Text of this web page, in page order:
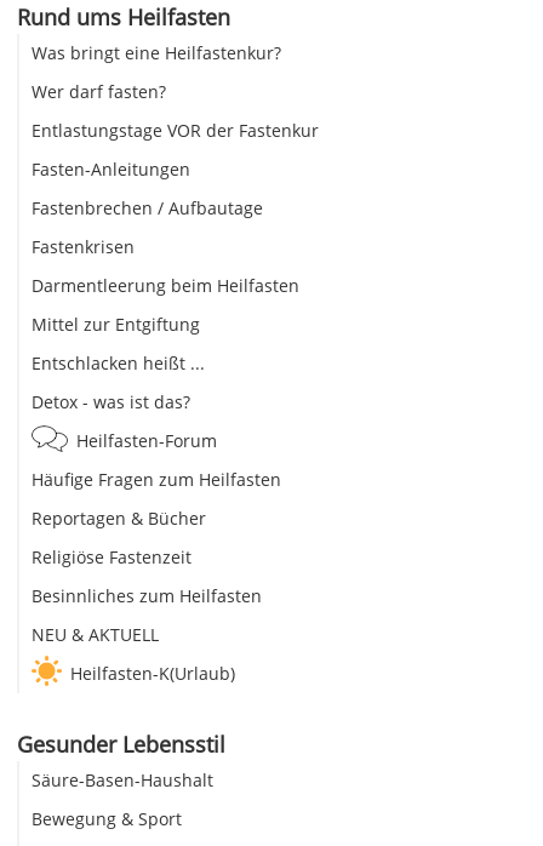
Rund ums Heilfasten
Was bringt eine Heilfastenkur?
Wer darf fasten?
Entlastungstage VOR der Fastenkur
Fasten-Anleitungen
Fastenbrechen / Aufbautage
Fastenkrisen
Darmentleerung beim Heilfasten
Mittel zur Entgiftung
Entschlacken heißt ...
Detox - was ist das?
Heilfasten-Forum
Häufige Fragen zum Heilfasten
Reportagen & Bücher
Religiöse Fastenzeit
Besinnliches zum Heilfasten
NEU & AKTUELL
Heilfasten-K(Urlaub)
Gesunder Lebensstil
Säure-Basen-Haushalt
Bewegung & Sport